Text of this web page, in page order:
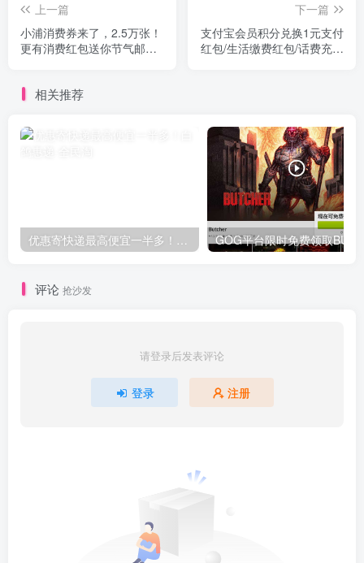
上一篇
小浦消费券来了，2.5万张！
更有消费红包送你节气邮票
下一篇
支付宝会员积分兑换1元支付
红包/生活缴费红包/话费充值
相关推荐
优惠寄快递最高便宜一半多！白鸽惠递
评论 抢沙发
请登录后发表评论
登录 注册